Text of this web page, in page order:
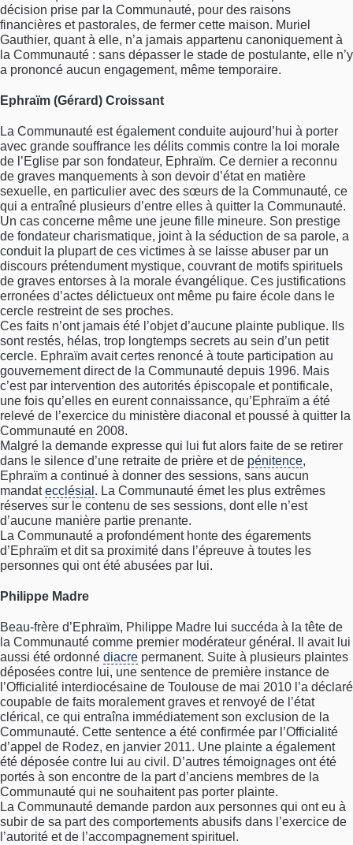
décision prise par la Communauté, pour des raisons
financières et pastorales, de fermer cette maison. Muriel
Gauthier, quant à elle, n’a jamais appartenu canoniquement à
la Communauté : sans dépasser le stade de postulante, elle n’y
a prononcé aucun engagement, même temporaire.
Ephraïm (Gérard) Croissant
La Communauté est également conduite aujourd’hui à porter
avec grande souffrance les délits commis contre la loi morale
de l’Eglise par son fondateur, Ephraïm. Ce dernier a reconnu
de graves manquements à son devoir d’état en matière
sexuelle, en particulier avec des sœurs de la Communauté, ce
qui a entraîné plusieurs d’entre elles à quitter la Communauté.
Un cas concerne même une jeune fille mineure. Son prestige
de fondateur charismatique, joint à la séduction de sa parole, a
conduit la plupart de ces victimes à se laisse abuser par un
discours prétendument mystique, couvrant de motifs spirituels
de graves entorses à la morale évangélique. Ces justifications
erronées d’actes délictueux ont même pu faire école dans le
cercle restreint de ses proches.
Ces faits n’ont jamais été l’objet d’aucune plainte publique. Ils
sont restés, hélas, trop longtemps secrets au sein d’un petit
cercle. Ephraïm avait certes renoncé à toute participation au
gouvernement direct de la Communauté depuis 1996. Mais
c’est par intervention des autorités épiscopale et pontificale,
une fois qu’elles en eurent connaissance, qu’Ephraïm a été
relevé de l’exercice du ministère diaconal et poussé à quitter la
Communauté en 2008.
Malgré la demande expresse qui lui fut alors faite de se retirer
dans le silence d’une retraite de prière et de pénitence,
Ephraïm a continué à donner des sessions, sans aucun
mandatecclésial . La Communauté émet les plus extrêmes
réserves sur le contenu de ses sessions, dont elle n’est
d’aucune manière partie prenante.
La Communauté a profondément honte des égarements
d’Ephraïm et dit sa proximité dans l’épreuve à toutes les
personnes qui ont été abusées par lui.
Philippe Madre
Beau-frère d’Ephraïm, Philippe Madre lui succéda à la tête de
la Communauté comme premier modérateur général. Il avait lui
aussi été ordonné diacre permanent. Suite à plusieurs plaintes
déposées contre lui, une sentence de première instance de
l’Officialité interdiocésaine de Toulouse de mai 2010 l’a déclaré
coupable de faits moralement graves et renvoyé de l’état
clérical, ce qui entraîna immédiatement son exclusion de la
Communauté. Cette sentence a été confirmée par l’Officialité
d’appel de Rodez, en janvier 2011. Une plainte a également
été déposée contre lui au civil. D’autres témoignages ont été
portés à son encontre de la part d’anciens membres de la
Communauté qui ne souhaitent pas porter plainte.
La Communauté demande pardon aux personnes qui ont eu à
subir de sa part des comportements abusifs dans l’exercice de
l’autorité et de l’accompagnement spirituel.